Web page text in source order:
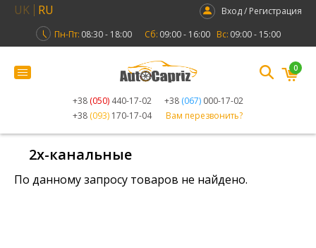
UK RU
Вход / Регистрация
Пн-Пт: 08:30 - 18:00 Сб: 09:00 - 16:00 Вс: 09:00 - 15:00
+38 (050) 440-17-02 +38 (067) 000-17-02
+38 (093) 170-17-04 Вам перезвонить?
0
2х-канальные
По данному запросу товаров не найдено.